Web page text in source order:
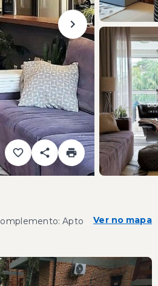
Apto
Ver no mapa